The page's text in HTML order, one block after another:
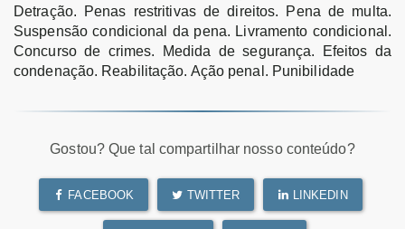
Detração. Penas restritivas de direitos. Pena de multa.
Suspensão condicional da pena. Livramento condicional.
Concurso de crimes. Medida de segurança. Efeitos da
condenação. Reabilitação. Ação penal. Punibilidade
Gostou? Que tal compartilhar nosso conteúdo?
FACEBOOK TWITTER LINKEDIN